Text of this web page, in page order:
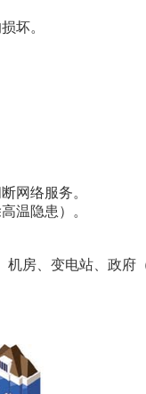
坏。
网络服务。
温隐患）。
房、变电站、政府